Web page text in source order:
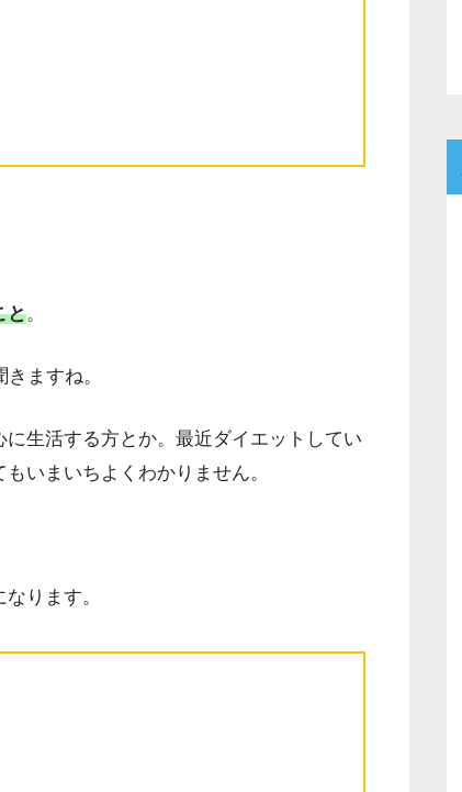
と。
ますね。
生活する方とか。最近ダイエットしてい
いまいちよくわかりません。
ります。